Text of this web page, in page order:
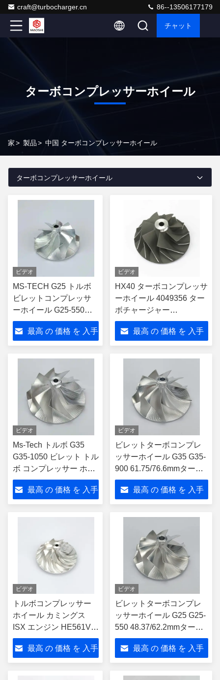
craft@turbocharger.cn 86--13506177179
チャット
ターボコンプレッサーホイール
家> 製品> 中国 ターボコンプレッサーホイール
ターボコンプレッサーホイール
ビデオ
MS-TECH G25 トルボ
ビレットコンプレッサ
ーホイール G25-550
855893-1 858161-2
871389-5002s レース用
車 EXD:60/62.2mm イン
ダクター:48.37mm
最高 の 価格 を 入手
ビデオ
HX40 ターボコンプレッサ
ーホイール 4049356 ター
ボチャージャー
4049355、4029180 用
Cmmins 各種 6CTA、
DCEC エンジン
最高 の 価格 を 入手
ビデオ
Ms-Tech トルボ G35
G35-1050 ビレット トル
ボ コンプレッサー ホイ
ール 68.07/84.44mm
880695-5002s トルボチ
ャージャー
最高 の 価格 を 入手
ビデオ
ビレットターボコンプレ
ッサーホイール G35 G35-
900 61.75/76.6mmターボ
チャージャー 880695-
5001s最高 の 価格 を 入手
ビデオ
トルボコンプレッサー
ホイール カミングス
ISX エンジン HE561V
HE500VG トルボチャー
ジャー 4045031
4309076 5350611
最高 の 価格 を 入手
ビデオ
ビレットターボコンプレ
ッサーホイール G25 G25-
550 48.37/62.2mmターボ
チャージャー 858161-
5002s最高 の 価格 を 入手